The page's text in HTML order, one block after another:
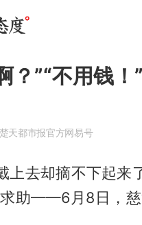
？”“不用钱！”
楚天都市报官方网易号
上去却摘不下起来
助——6月8日，